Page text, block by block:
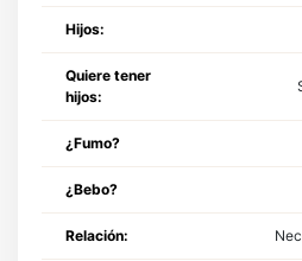
Hijos:
Quiere tener
hijos:
¿Fumo?
¿Bebo?
Relación: